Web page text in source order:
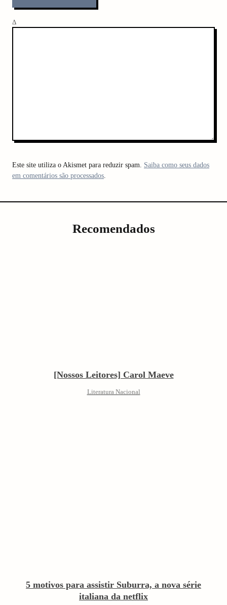
Δ
Este site utiliza o Akismet para reduzir spam. Saiba como seus dados
em comentários são processados.
Recomendados
[Nossos Leitores] Carol Maeve
Literatura Nacional
5 motivos para assistir Suburra, a nova série
italiana da netflix